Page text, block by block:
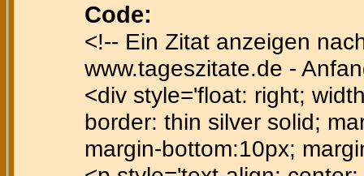
Code:
<!-- Ein Zitat anzeigen
www.tageszitate.de -
<div style='float: right;
border: thin silver solid;
margin-bottom:10px;